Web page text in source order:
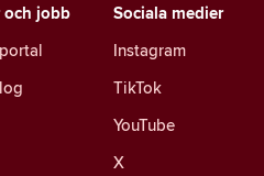
Sociala medier
Instagram
TikTok
YouTube
X
och jobb